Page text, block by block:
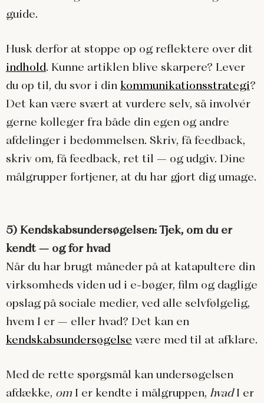
guide.
Husk derfor at stoppe op og reflektere over dit
indhold. Kunne artiklen blive skarpere? Lever
du op til, du svor i din kommunikationsstrategi?
Det kan være svært at vurdere selv, så involvér
gerne kolleger fra både din egen og andre
afdelinger i bedømmelsen. Skriv, få feedback,
skriv om, få feedback, ret til – og udgiv. Dine
målgrupper fortjener, at du har gjort dig umage.
5) Kendskabsundersøgelsen: Tjek, om du er
kendt – og for hvad
Når du har brugt måneder på at katapultere din
virksomheds viden ud i e-bøger, film og daglige
opslag på sociale medier, ved alle selvfølgelig,
hvem I er – eller hvad? Det kan en
kendskabsundersøgelse være med til at afklare.
Med de rette spørgsmål kan undersøgelsen
afdække, omI er kendte i målgruppen, hvadI er